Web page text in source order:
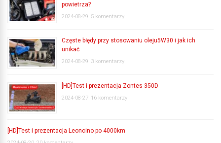
powietrza?
2024-08-29 5 komentarzy
Częste błędy przy stosowaniu oleju5W30 i jak ich
unikać
2024-08-29 3 komentarzy
[HD]Test i prezentacja Zontes 350D
2024-08-27 16 komentarzy
[HD]Test i prezentacja Leoncino po 4000km